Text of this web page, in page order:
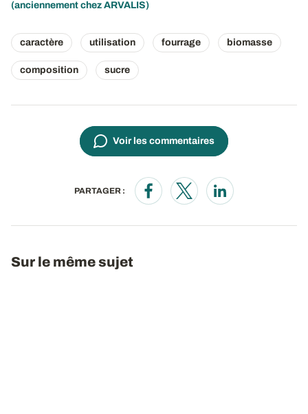
(anciennement chez ARVALIS)
caractère utilisation fourrage biomasse
composition sucre
Voir les commentaires
PARTAGER :
Opens in a new window
Opens in a new window
Opens in a new
Sur le même sujet